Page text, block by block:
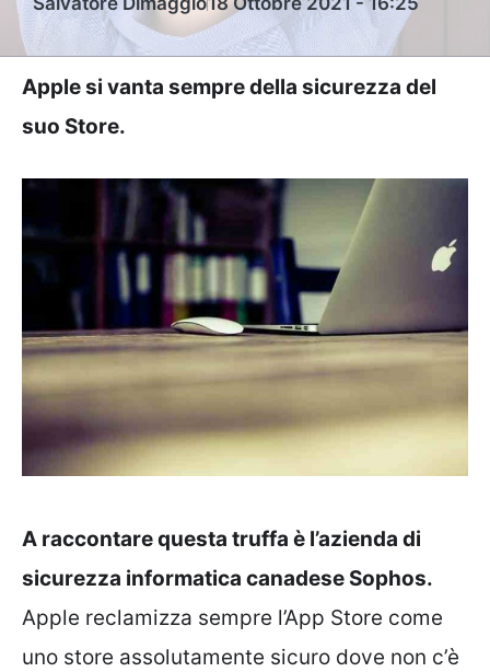
Apple si vanta sempre della sicurezza del
suo Store.
A raccontare questa truffa è l’azienda di
sicurezza informatica canadese Sophos.
Apple reclamizza sempre l’App Store come
uno store assolutamente sicuro dove non c’è